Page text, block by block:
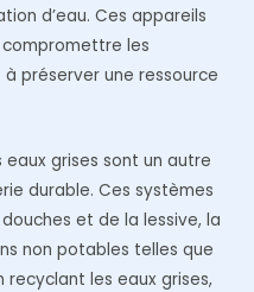
d’eau. Ces appareils
compromettre les
préserver une ressource
grises sont un autre
durable. Ces systèmes
et de la lessive, la
non potables telles que
recyclant les eaux grises,